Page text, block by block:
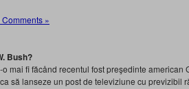
Comments »
Bush?
mai fi făcånd recentul fost preşedinte american
să lanseze un post de televiziune cu previzibil